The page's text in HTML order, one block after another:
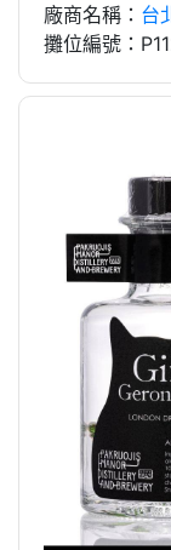
廠商名稱： 台
攤位編號：